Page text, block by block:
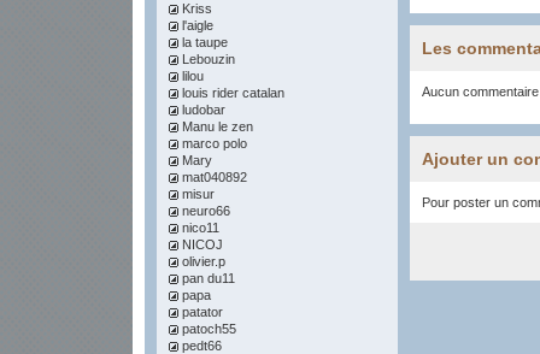
Kriss
l'aigle
la taupe
Lebouzin
lilou
louis rider catalan
ludobar
Manu le zen
marco polo
Mary
mat040892
misur
neuro66
nico11
NICOJ
olivier.p
pan du11
papa
patator
patoch55
pedt66
Les
Aucun
Ajouter un
Pour poster un